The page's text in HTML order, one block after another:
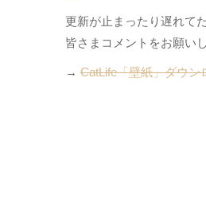
更新が止まったり遅れて
皆さまコメントをお願い
→ CatLife「壁紙」ダウン